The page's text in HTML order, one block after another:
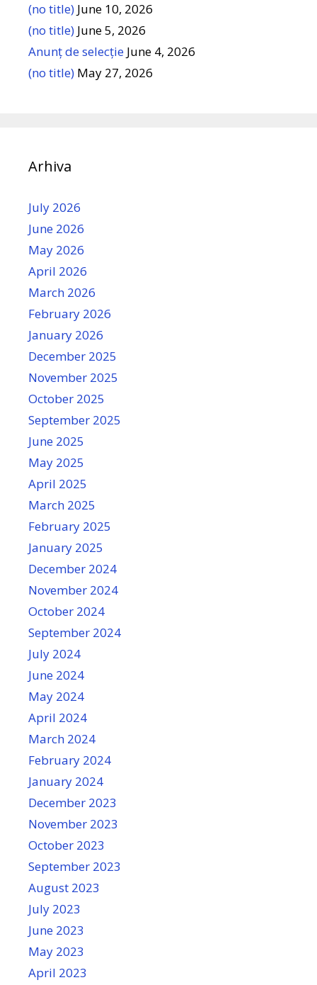
(no title) June 10, 2026
(no title) June 5, 2026
Anunț de selecție June 4, 2026
(no title) May 27, 2026
Arhiva
July 2026
June 2026
May 2026
April 2026
March 2026
February 2026
January 2026
December 2025
November 2025
October 2025
September 2025
June 2025
May 2025
April 2025
March 2025
February 2025
January 2025
December 2024
November 2024
October 2024
September 2024
July 2024
June 2024
May 2024
April 2024
March 2024
February 2024
January 2024
December 2023
November 2023
October 2023
September 2023
August 2023
July 2023
June 2023
May 2023
April 2023